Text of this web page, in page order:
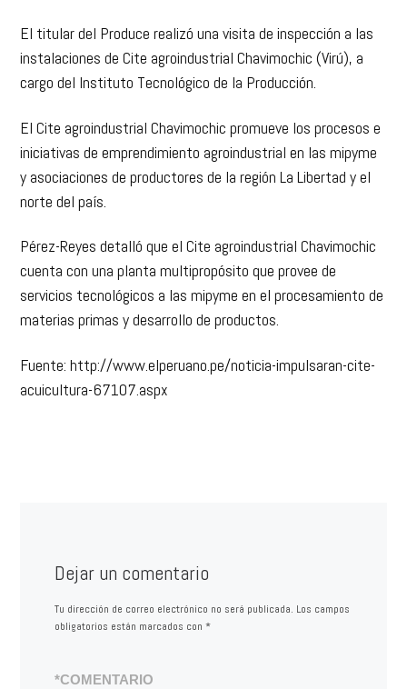
El titular del Produce realizó una visita de inspección a las
instalaciones de Cite agroindustrial Chavimochic (Virú), a
cargo del Instituto Tecnológico de la Producción.
El Cite agroindustrial Chavimochic promueve los procesos e
iniciativas de emprendimiento agroindustrial en las mipyme
y asociaciones de productores de la región La Libertad y el
norte del país.
Pérez-Reyes detalló que el Cite agroindustrial Chavimochic
cuenta con una planta multipropósito que provee de
servicios tecnológicos a las mipyme en el procesamiento de
materias primas y desarrollo de productos.
Fuente: http://www.elperuano.pe/noticia-impulsaran-cite-
acuicultura-67107.aspx
Dejar un comentario
Tu dirección de correo electrónico no será publicada. Los campos
obligatorios están marcados con *
COMENTARIO
*